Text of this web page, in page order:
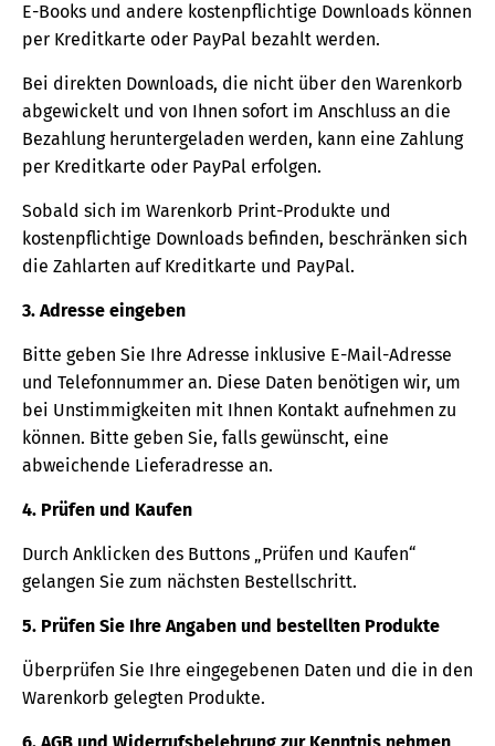
E-Books und andere kostenpflichtige Downloads können
per Kreditkarte oder PayPal bezahlt werden.
Bei direkten Downloads, die nicht über den Warenkorb
abgewickelt und von Ihnen sofort im Anschluss an die
Bezahlung heruntergeladen werden, kann eine Zahlung
per Kreditkarte oder PayPal erfolgen.
Sobald sich im Warenkorb Print-Produkte und
kostenpflichtige Downloads befinden, beschränken sich
die Zahlarten auf Kreditkarte und PayPal.
3. Adresse eingeben
Bitte geben Sie Ihre Adresse inklusive E-Mail-Adresse
und Telefonnummer an. Diese Daten benötigen wir, um
bei Unstimmigkeiten mit Ihnen Kontakt aufnehmen zu
können. Bitte geben Sie, falls gewünscht, eine
abweichende Lieferadresse an.
4. Prüfen und Kaufen
Durch Anklicken des Buttons „Prüfen und Kaufen“
gelangen Sie zum nächsten Bestellschritt.
5. Prüfen Sie Ihre Angaben und bestellten Produkte
Überprüfen Sie Ihre eingegebenen Daten und die in den
Warenkorb gelegten Produkte.